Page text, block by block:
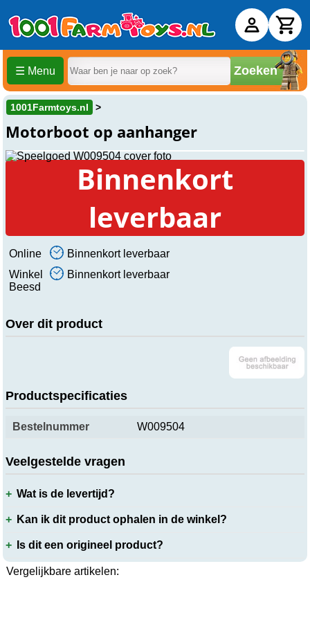
☰ Menu Zoeken
1001Farmtoys.nl
Motorboot op aanhanger
Binnenkort
leverbaar
Online
Binnenkort leverbaar
Winkel
Beesd
Binnenkort leverbaar
Over dit product
Productspecificaties
Bestelnummer W009504
Veelgestelde vragen
Wat is de levertijd?
Kan ik dit product ophalen in de winkel?
Is dit een origineel product?
Vergelijkbare artikelen: